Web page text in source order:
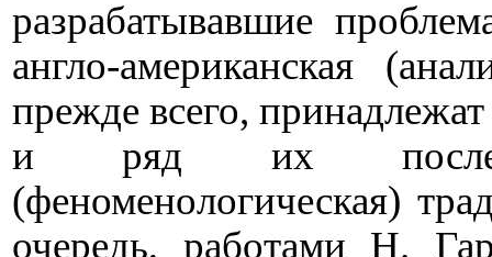
разрабатывавшие
англо-американская
прежде всего,
и ряд их
(феноменологическая)
очередь, работами Н.